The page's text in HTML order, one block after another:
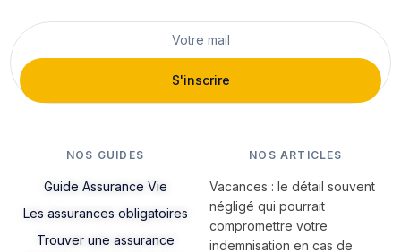
S'inscrire
NOS GUIDES
Guide Assurance Vie
Les assurances obligatoires
Trouver une assurance
NOS ARTICLES
Vacances : le détail souvent
négligé qui pourrait
compromettre votre
indemnisation en cas de